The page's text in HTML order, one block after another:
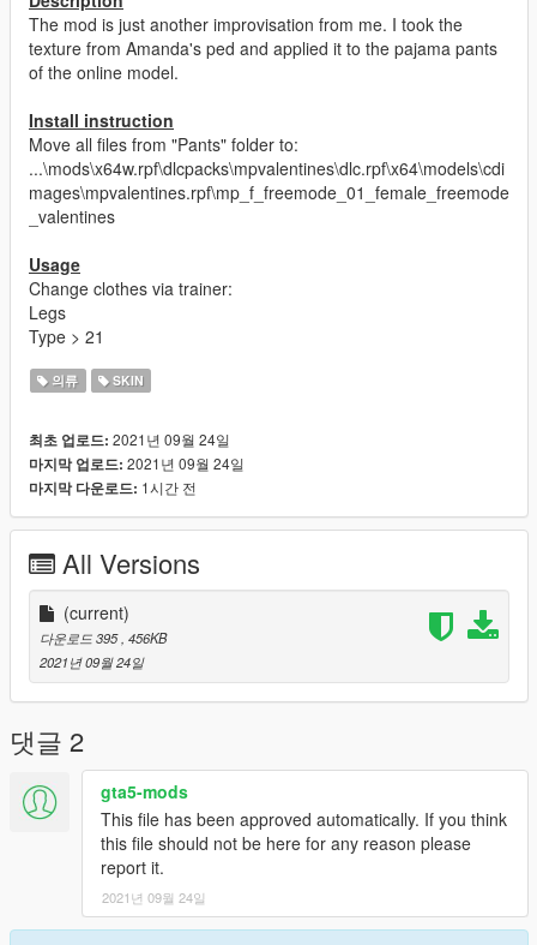
The mod is just another improvisation from me. I took the
texture from Amanda's ped and applied it to the pajama pants
of the online model.
Install instruction
Move all files from "Pants" folder to:
...\mods\x64w.rpf\dlcpacks\mpvalentines\dlc.rpf\x64\models\cdi
mages\mpvalentines.rpf\mp_f_freemode_01_female_freemode
_valentines
Usage
Change clothes via trainer:
Legs
Type > 21
의류 SKIN
최초 업로드: 2021년 09월 24일
마지막 업로드: 2021년 09월 24일
마지막 다운로드: 1시간 전
All Versions
(current)
다운로드 395 , 456KB
2021년 09월 24일
댓글 2
gta5-mods
This file has been approved automatically. If you think
this file should not be here for any reason please
report it.
2021년 09월 24일